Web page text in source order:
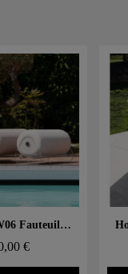
rapide Ensemble MW06 Fauteuil bicolore blanc et beige clair et pouf design blanc – parois en PMMA coulé, assise en mousse alvéolaire
€